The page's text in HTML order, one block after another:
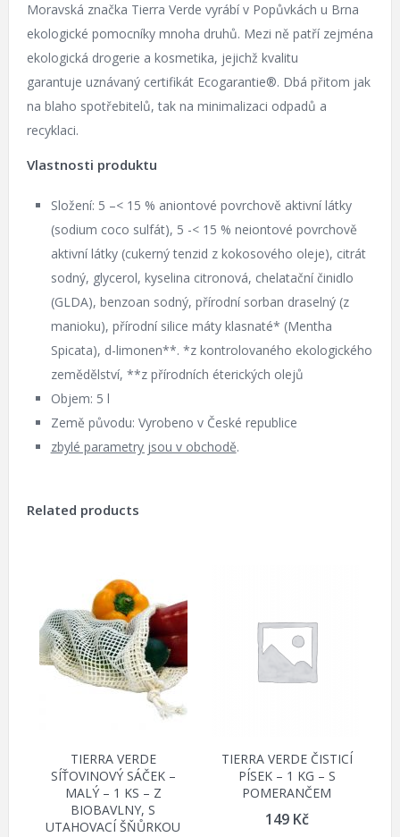
Moravská značka Tierra Verde vyrábí v Popůvkách u Brna
ekologické pomocníky mnoha druhů. Mezi ně patří zejména
ekologická drogerie a kosmetika, jejichž kvalitu
garantuje uznávaný certifikát Ecogarantie®. Dbá přitom jak
na blaho spotřebitelů, tak na minimalizaci odpadů a
recyklaci.
Vlastnosti produktu
Složení: 5 –< 15 % aniontové povrchově aktivní látky
(sodium coco sulfát), 5 -< 15 % neiontové povrchově
aktivní látky (cukerný tenzid z kokosového oleje), citrát
sodný, glycerol, kyselina citronová, chelatační činidlo
(GLDA), benzoan sodný, přírodní sorban draselný (z
manioku), přírodní silice máty klasnaté* (Mentha
Spicata), d-limonen**. *z kontrolovaného ekologického
zemědělství, **z přírodních éterických olejů
Objem: 5 l
Země původu: Vyrobeno v České republice
zbylé parametry jsou v obchodě.
Related products
TIERRA VERDE
SÍŤOVINOVÝ SÁČEK –
MALÝ – 1 KS – Z
BIOBAVLNY, S
UTAHOVACÍ ŠŇŮRKOU
TIERRA VERDE ČISTICÍ
PÍSEK – 1 KG – S
POMERANČEM
149 Kč